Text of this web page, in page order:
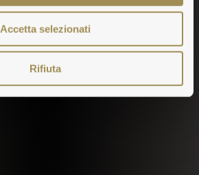
Accetta selezionati
Rifiuta